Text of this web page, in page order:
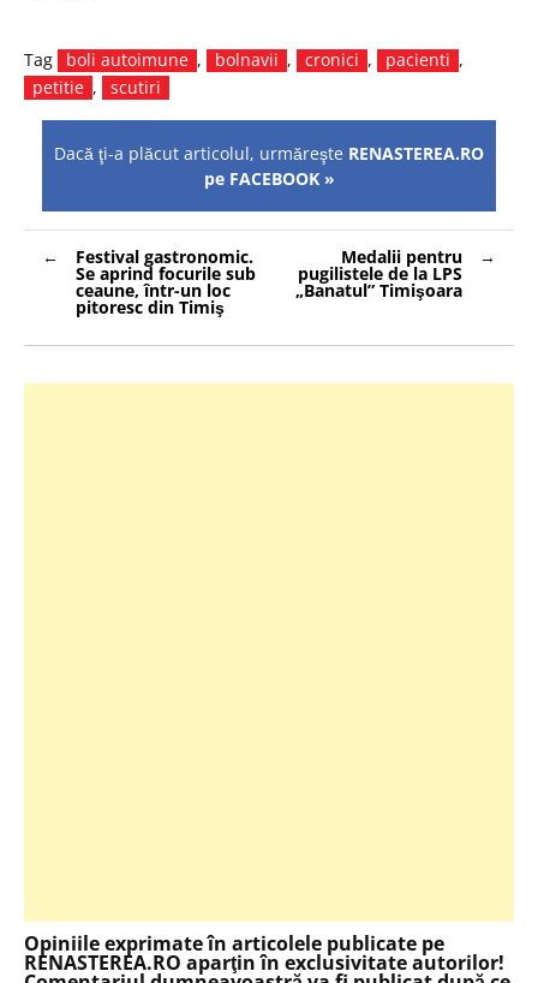
Tag boli autoimune , bolnavii , cronici , pacienti ,
petitie , scutiri
Dacă ţi-a plăcut articolul, urmăreşte RENASTEREA.RO
pe FACEBOOK »
Navigare
în
articole
Festival gastronomic.
Se aprind focurile sub
ceaune, într-un loc
pitoresc din Timiş
Medalii pentru
pugilistele de la LPS
„Banatul” Timişoara
Opiniile exprimate în articolele publicate pe
RENASTEREA.RO aparţin în exclusivitate autorilor!